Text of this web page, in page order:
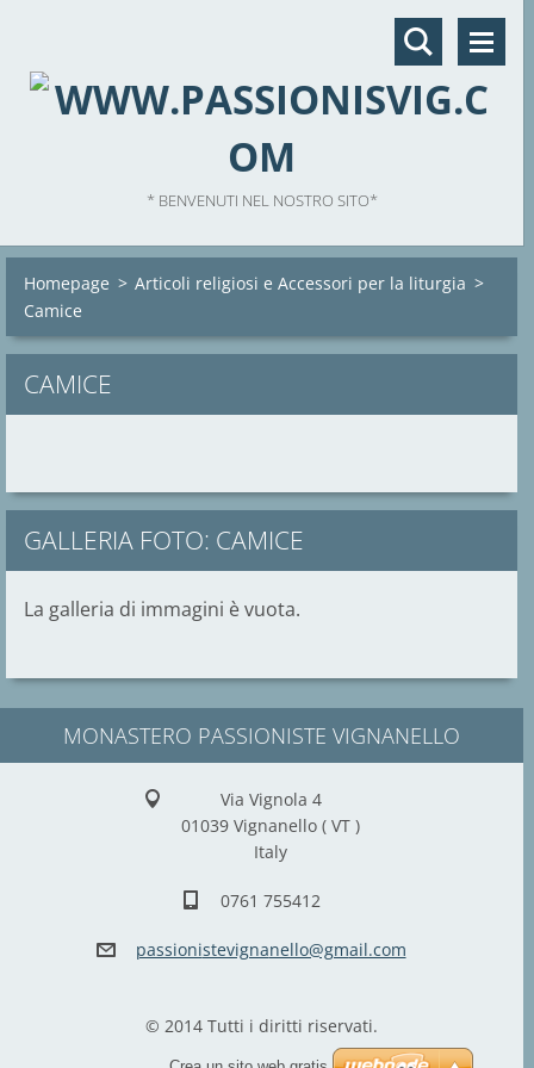
* BENVENUTI NEL NOSTRO SITO*
Homepage > Articoli religiosi e Accessori per la liturgia >
Camice
CAMICE
GALLERIA FOTO: CAMICE
La galleria di immagini è vuota.
MONASTERO PASSIONISTE VIGNANELLO
Via Vignola 4
01039 Vignanello ( VT )
Italy
0761 755412
passionistevignanello@gmail.com
© 2014 Tutti i diritti riservati.